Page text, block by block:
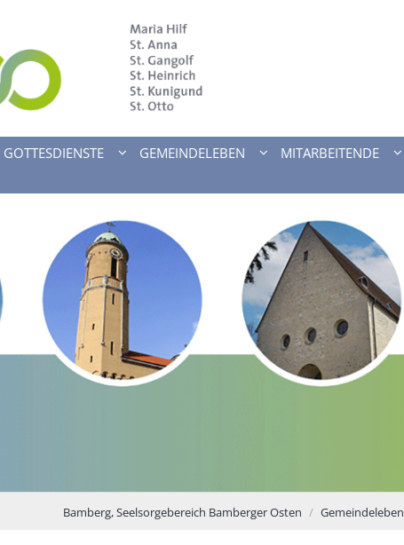
GOTTESDIENSTE GEMEINDELEBEN MITARBEITENDE
Bamberg, Seelsorgebereich Bamberger Osten Gemeindeleben